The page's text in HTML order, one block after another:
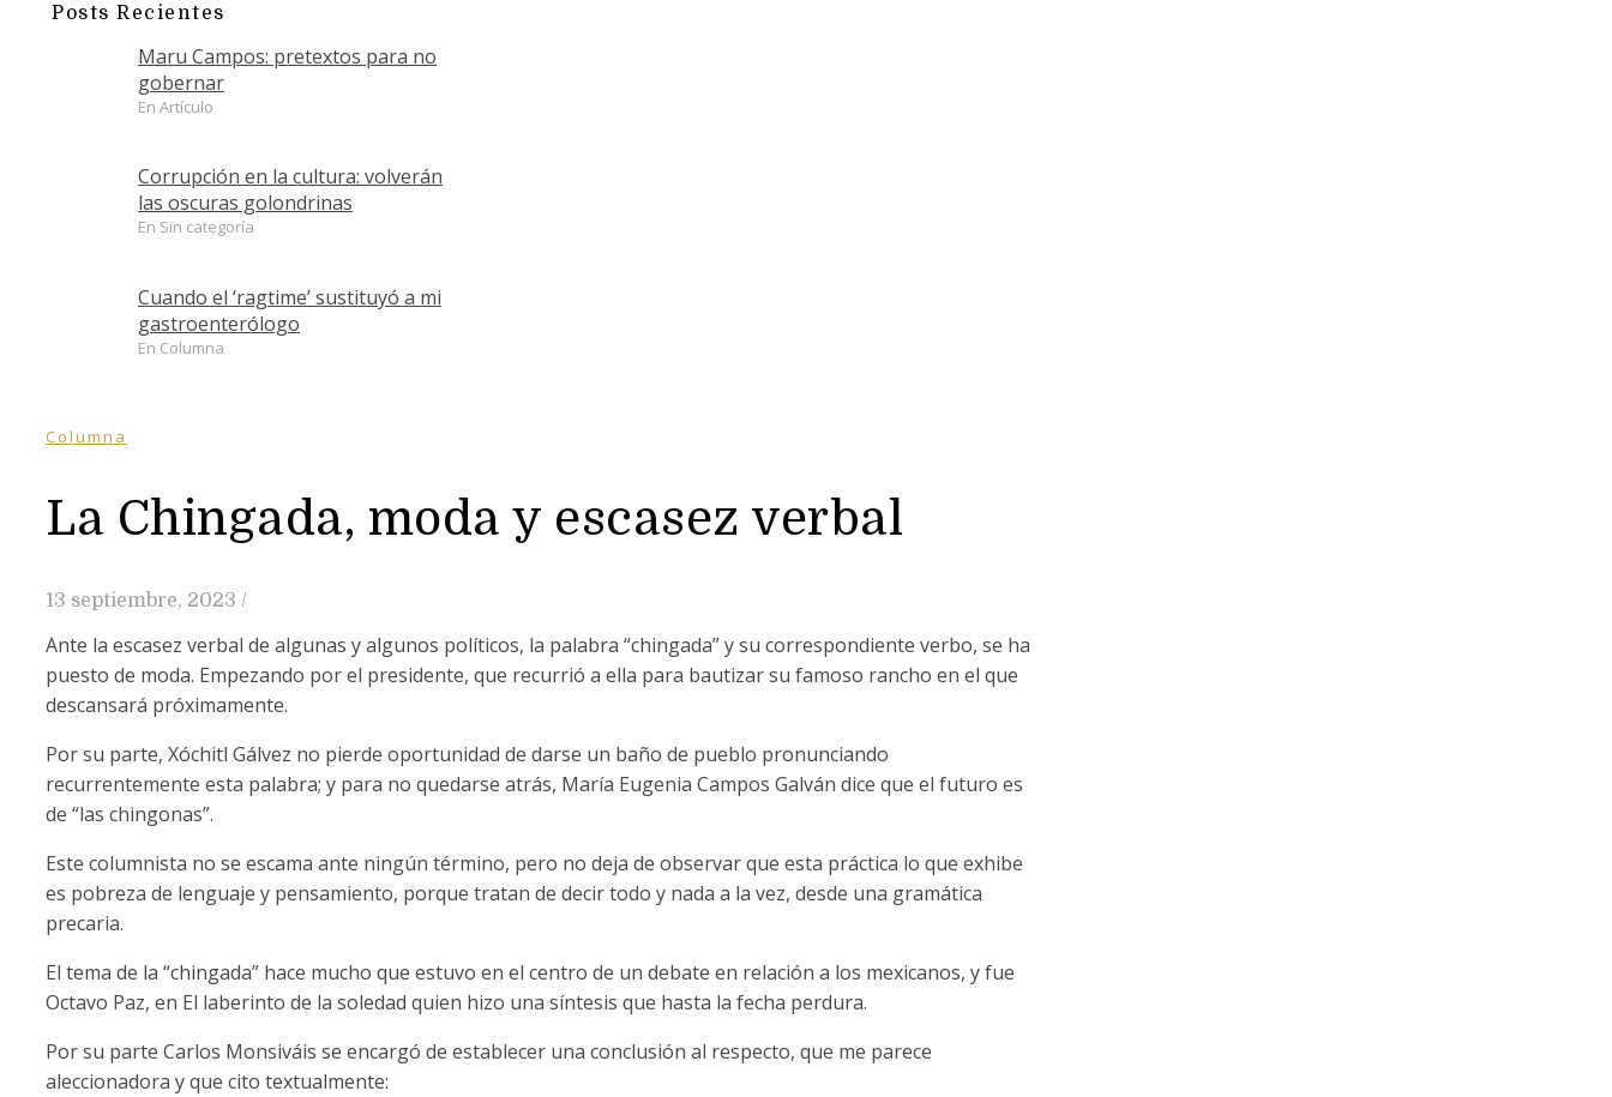
Posts Recientes
Maru Campos: pretextos para no
gobernar
En Artículo
Corrupción en la cultura: volverán
las oscuras golondrinas
En Sin categoría
Cuando el ‘ragtime’ sustituyó a mi
gastroenterólogo
En Columna
Columna
La Chingada, moda y escasez verbal
13 septiembre, 2023 /
Ante la escasez verbal de algunas y algunos políticos, la palabra “chingada” y su correspondiente verbo, se ha
puesto de moda. Empezando por el presidente, que recurrió a ella para bautizar su famoso rancho en el que
descansará próximamente.
Por su parte, Xóchitl Gálvez no pierde oportunidad de darse un baño de pueblo pronunciando
recurrentemente esta palabra; y para no quedarse atrás, María Eugenia Campos Galván dice que el futuro es
de “las chingonas”.
Este columnista no se escama ante ningún término, pero no deja de observar que esta práctica lo que exhibe
es pobreza de lenguaje y pensamiento, porque tratan de decir todo y nada a la vez, desde una gramática
precaria.
El tema de la “chingada” hace mucho que estuvo en el centro de un debate en relación a los mexicanos, y fue
Octavo Paz, en El laberinto de la soledad quien hizo una síntesis que hasta la fecha perdura.
Por su parte Carlos Monsiváis se encargó de establecer una conclusión al respecto, que me parece
aleccionadora y que cito textualmente: